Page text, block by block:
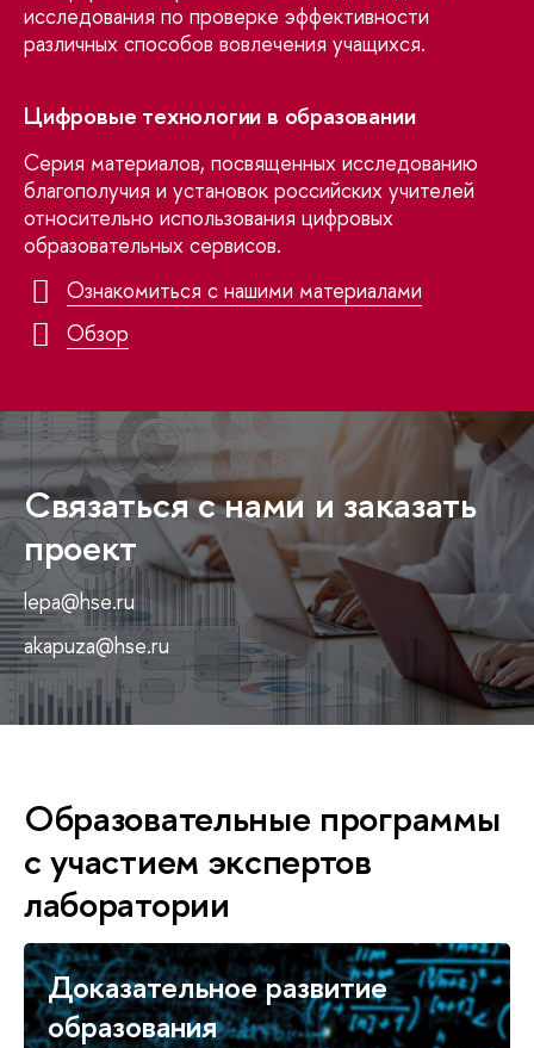
исследования по проверке эффективности
различных способов вовлечения учащихся.
Цифровые технологии в образовании
Серия материалов, посвященных исследованию
благополучия и установок российских учителей
относительно использования цифровых
образовательных сервисов.
Ознакомиться с нашими материалами
Обзор
Связаться с нами и заказать
проект
lepa@hse.ru
akapuza@hse.ru
Образовательные программы
с участием экспертов
лаборатории
Доказательное развитие
образования